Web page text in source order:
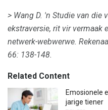
> Wang D. 'n Studie van die
ekstraversie, rit vir vermaak
netwerk-webwerwe.
66: 138-148.
Related Content
Emosionele
jarige tiener